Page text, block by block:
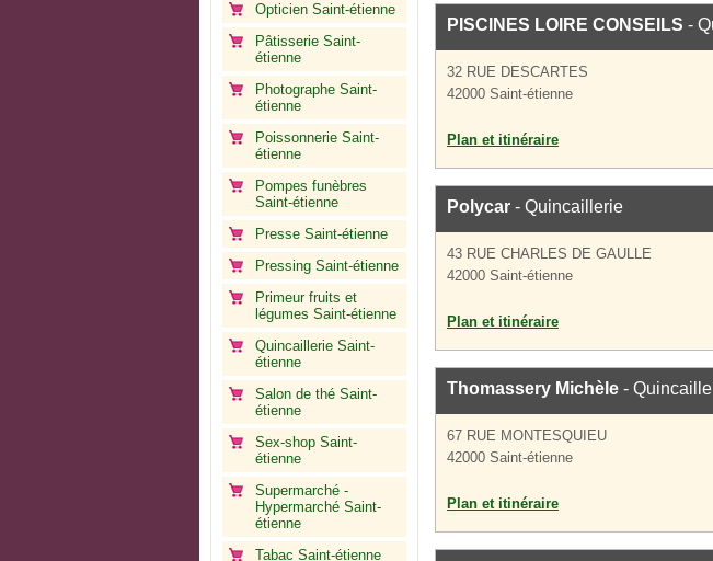
Opticien Saint-étienne
Pâtisserie Saint-
étienne
Photographe Saint-
étienne
Poissonnerie Saint-
étienne
Pompes funèbres
Saint-étienne
Presse Saint-étienne
Pressing Saint-étienne
Primeur fruits et
légumes Saint-étienne
Quincaillerie Saint-
étienne
Salon de thé Saint-
étienne
Sex-shop Saint-
étienne
Supermarché -
Hypermarché Saint-
étienne
Tabac Saint-étienne
PISCINES LOIRE CONSEILS -
32 RUE DESCARTES
42000 Saint-étienne
Plan et itinéraire
Polycar - Quincaillerie
43 RUE CHARLES DE GAULLE
42000 Saint-étienne
Plan et itinéraire
Thomassery Michèle -
67 RUE MONTESQUIEU
42000 Saint-étienne
Plan et itinéraire